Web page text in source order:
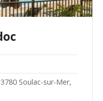
Soulac-sur-Mer,